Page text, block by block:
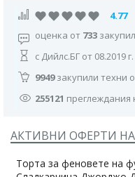
4.77
оценка от 733
с Дийлс.БГ от 08.2019 г.
9949закупили техни
255121 преглеждания
АКТИВНИ ОФЕРТИ
Торта за феновете на